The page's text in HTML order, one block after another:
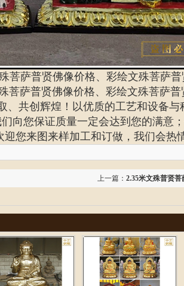
菩萨普贤佛像价格、彩绘文殊菩萨
菩萨普贤佛像价格、彩绘文殊菩萨普
、共创辉煌！以优质的工艺和设备
向您保证质量一定会达到您的满意
您来图来样加工和订做，我们会热
上一篇： 2.35米文殊普贤菩